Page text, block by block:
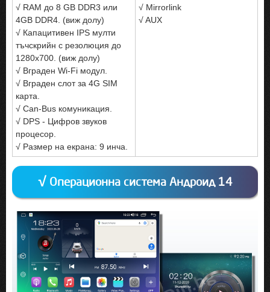
√ RAM до 8 GB DDR3 или
4GB DDR4. (виж долу)
√ Капацитивен IPS мулти
тъчскрийн с резолюция до
1280x700. (виж долу)
√ Вграден Wi-Fi модул.
√ Вграден слот за 4G SIM
карта.
√ Can-Bus комуникация.
√ DPS - Цифров звуков
процесор.
√ Размер на екрана: 9 инча.
√ Mirrorlink
√ AUX
√ Операционна система Андроид 14